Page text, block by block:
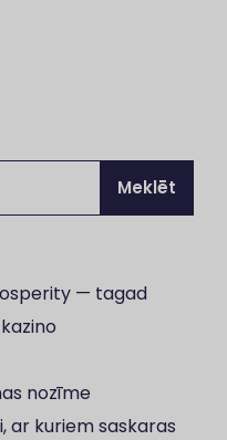
— tagad
nozīme
ar kuriem saskaras